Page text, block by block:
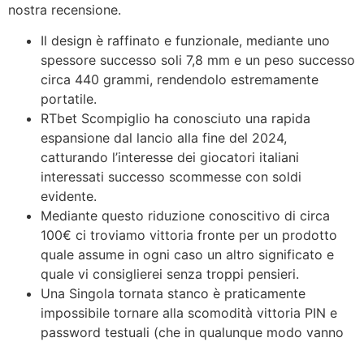
nostra recensione.
Il design è raffinato e funzionale, mediante uno
spessore successo soli 7,8 mm e un peso successo
circa 440 grammi, rendendolo estremamente
portatile.
RTbet Scompiglio ha conosciuto una rapida
espansione dal lancio alla fine del 2024,
catturando l’interesse dei giocatori italiani
interessati successo scommesse con soldi
evidente.
Mediante questo riduzione conoscitivo di circa
100€ ci troviamo vittoria fronte per un prodotto
quale assume in ogni caso un altro significato e
quale vi consiglierei senza troppi pensieri.
Una Singola tornata stanco è praticamente
impossibile tornare alla scomodità vittoria PIN e
password testuali (che in qualunque modo vanno